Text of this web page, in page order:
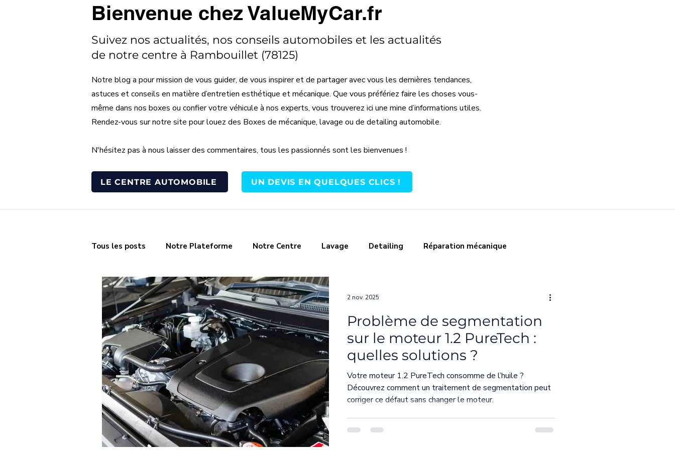
Bienvenue chez ValueMyCar.fr
Suivez nos actualités, nos conseils automobiles et les actualités
de notre centre à Rambouillet (78125)
Notre blog a pour mission de vous guider, de vous inspirer et de partager avec vous les dernières tendances,
astuces et conseils en matière d’entretien esthétique et mécanique. Que vous préfériez faire les choses vous-
même dans nos boxes ou confier votre véhicule à nos experts, vous trouverez ici une mine d’informations utiles.
Rendez-vous sur notre site pour louez des Boxes de mécanique, lavage ou de detailing automobile.
N'hésitez pas à nous laisser des commentaires, tous les passionnés sont les bienvenues !
LE CENTRE AUTOMOBILE UN DEVIS EN QUELQUES CLICS !
Tous les posts Notre Plateforme Notre Centre Lavage Detailing Réparation mécanique
Freinage Injection & alimentation en carbura Échappement & capteurs
Transmission & embrayage Moteur & performances Bioethanol Mécanique avancée
Contrôle technique Moteur Puretech Initiations
Débosselage Ad Blue AD Blue FAP puretech Traitement céramique
Problème de segmentation
sur le moteur 1.2 PureTech :
quelles solutions ?
Votre moteur 1.2 PureTech consomme de l’huile ?
Découvrez comment un traitement de segmentation peut
corriger ce défaut sans changer le moteur.
2 nov. 2025